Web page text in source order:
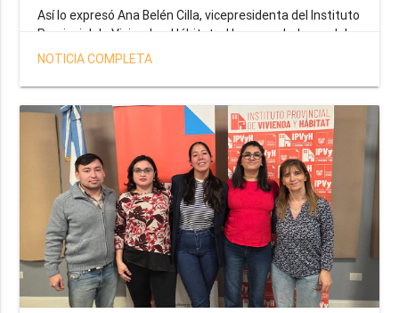
Así lo expresó Ana Belén Cilla, vicepresidenta del Instituto
Provincial de Vivienda y Hábitat, al hacer un balance del
trabajo del organismo en el marco de la operatoria
salud y seguridad impulsada por el gobernador Gustavo
Melella.
NOTICIA COMPLETA